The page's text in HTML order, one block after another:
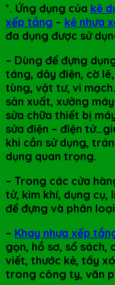
*. Ứng dụng của kệ
xếp tầng – kệ nhựa
đa dụng được sử
– Dùng để đựng
táng, dây điện, cờ
tùng, vật tư, vi
sản xuất, xưởng
sửa chữa thiết bị
sửa điện – điện
khi cần sử dụng,
dụng quan trọng.
– Trong các cửa
tử, kim khí, dụng cụ,
để đựng và phân
– Khay nhựa xếp
gọn, hồ sơ, sổ sách,
viết, thước kẻ, tẩy
trong công ty, văn